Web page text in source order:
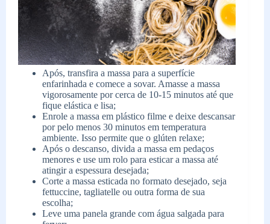
Após, transfira a massa para a superfície
enfarinhada e comece a sovar. Amasse a massa
vigorosamente por cerca de 10-15 minutos até que
fique elástica e lisa;
Enrole a massa em plástico filme e deixe descansar
por pelo menos 30 minutos em temperatura
ambiente. Isso permite que o glúten relaxe;
Após o descanso, divida a massa em pedaços
menores e use um rolo para esticar a massa até
atingir a espessura desejada;
Corte a massa esticada no formato desejado, seja
fettuccine, tagliatelle ou outra forma de sua
escolha;
Leve uma panela grande com água salgada para